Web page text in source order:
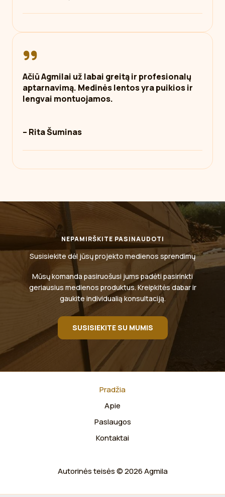
Ačiū Agmilai už labai greitą ir profesionalų
aptarnavimą. Medinės lentos yra puikios ir
lengvai montuojamos.
– Rita Šuminas
NEPAMIRŠKITE PASINAUDOTI
Susisiekite dėl jūsų projekto medienos sprendimų
Mūsų komanda pasiruošusi jums padėti pasirinkti
geriausius medienos produktus. Kreipkitės dabar ir
gaukite individualią konsultaciją.
SUSISIEKITE SU MUMIS
Pradžia
Apie
Paslaugos
Kontaktai
Autorinės teisės © 2026 Agmila